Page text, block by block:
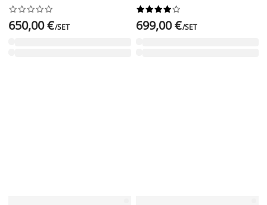






650,00 €/SET






699,00 €/SET